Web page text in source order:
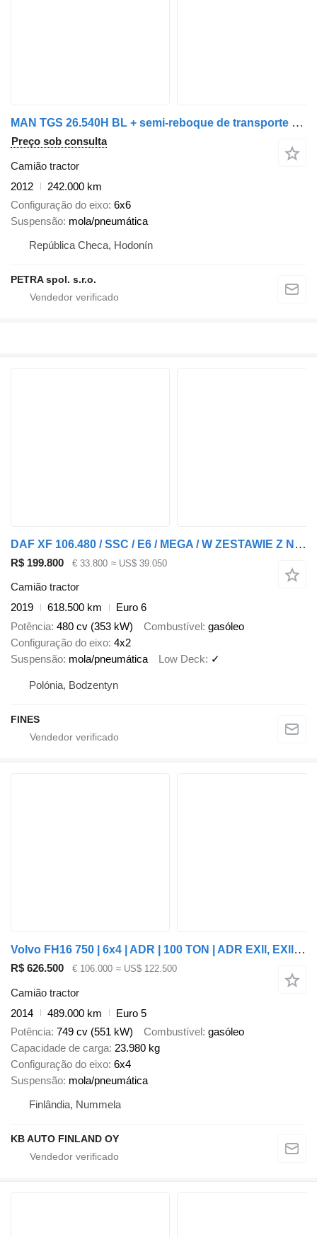
MAN TGS 26.540H BL + semi-reboque de transporte de madeira
Preço sob consulta
Camião tractor
2012
242.000 km
Configuração do eixo 6x6
Suspensão mola/pneumática
República Checa, Hodonín
PETRA spol. s.r.o.
DAF XF 106.480 / SSC / E6 / MEGA / W ZESTAWIE Z NACZEPĄ SCHMITZ MEGA + semi-reboque com cortina lateral
R$ 199.800 € 33.800 ≈ US$ 39.050
Camião tractor
2019
618.500 km
Euro 6
Potência 480 cv (353 kW) Combustível gasóleo
Configuração do eixo 4x2
Suspensão mola/pneumática Low Deck ✓
Polónia, Bodzentyn
FINES
Volvo FH16 750 | 6x4 | ADR | 100 TON | ADR EXll, EXlll, AT | RETARDER + semi-reboque baixa
R$ 626.500 € 106.000 ≈ US$ 122.500
Camião tractor
2014
489.000 km
Euro 5
Potência 749 cv (551 kW) Combustível gasóleo
Capacidade de carga 23.980 kg
Configuração do eixo 6x4
Suspensão mola/pneumática
Finlândia, Nummela
KB AUTO FINLAND OY